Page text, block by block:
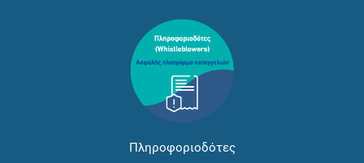
Πληροφοριοδότες